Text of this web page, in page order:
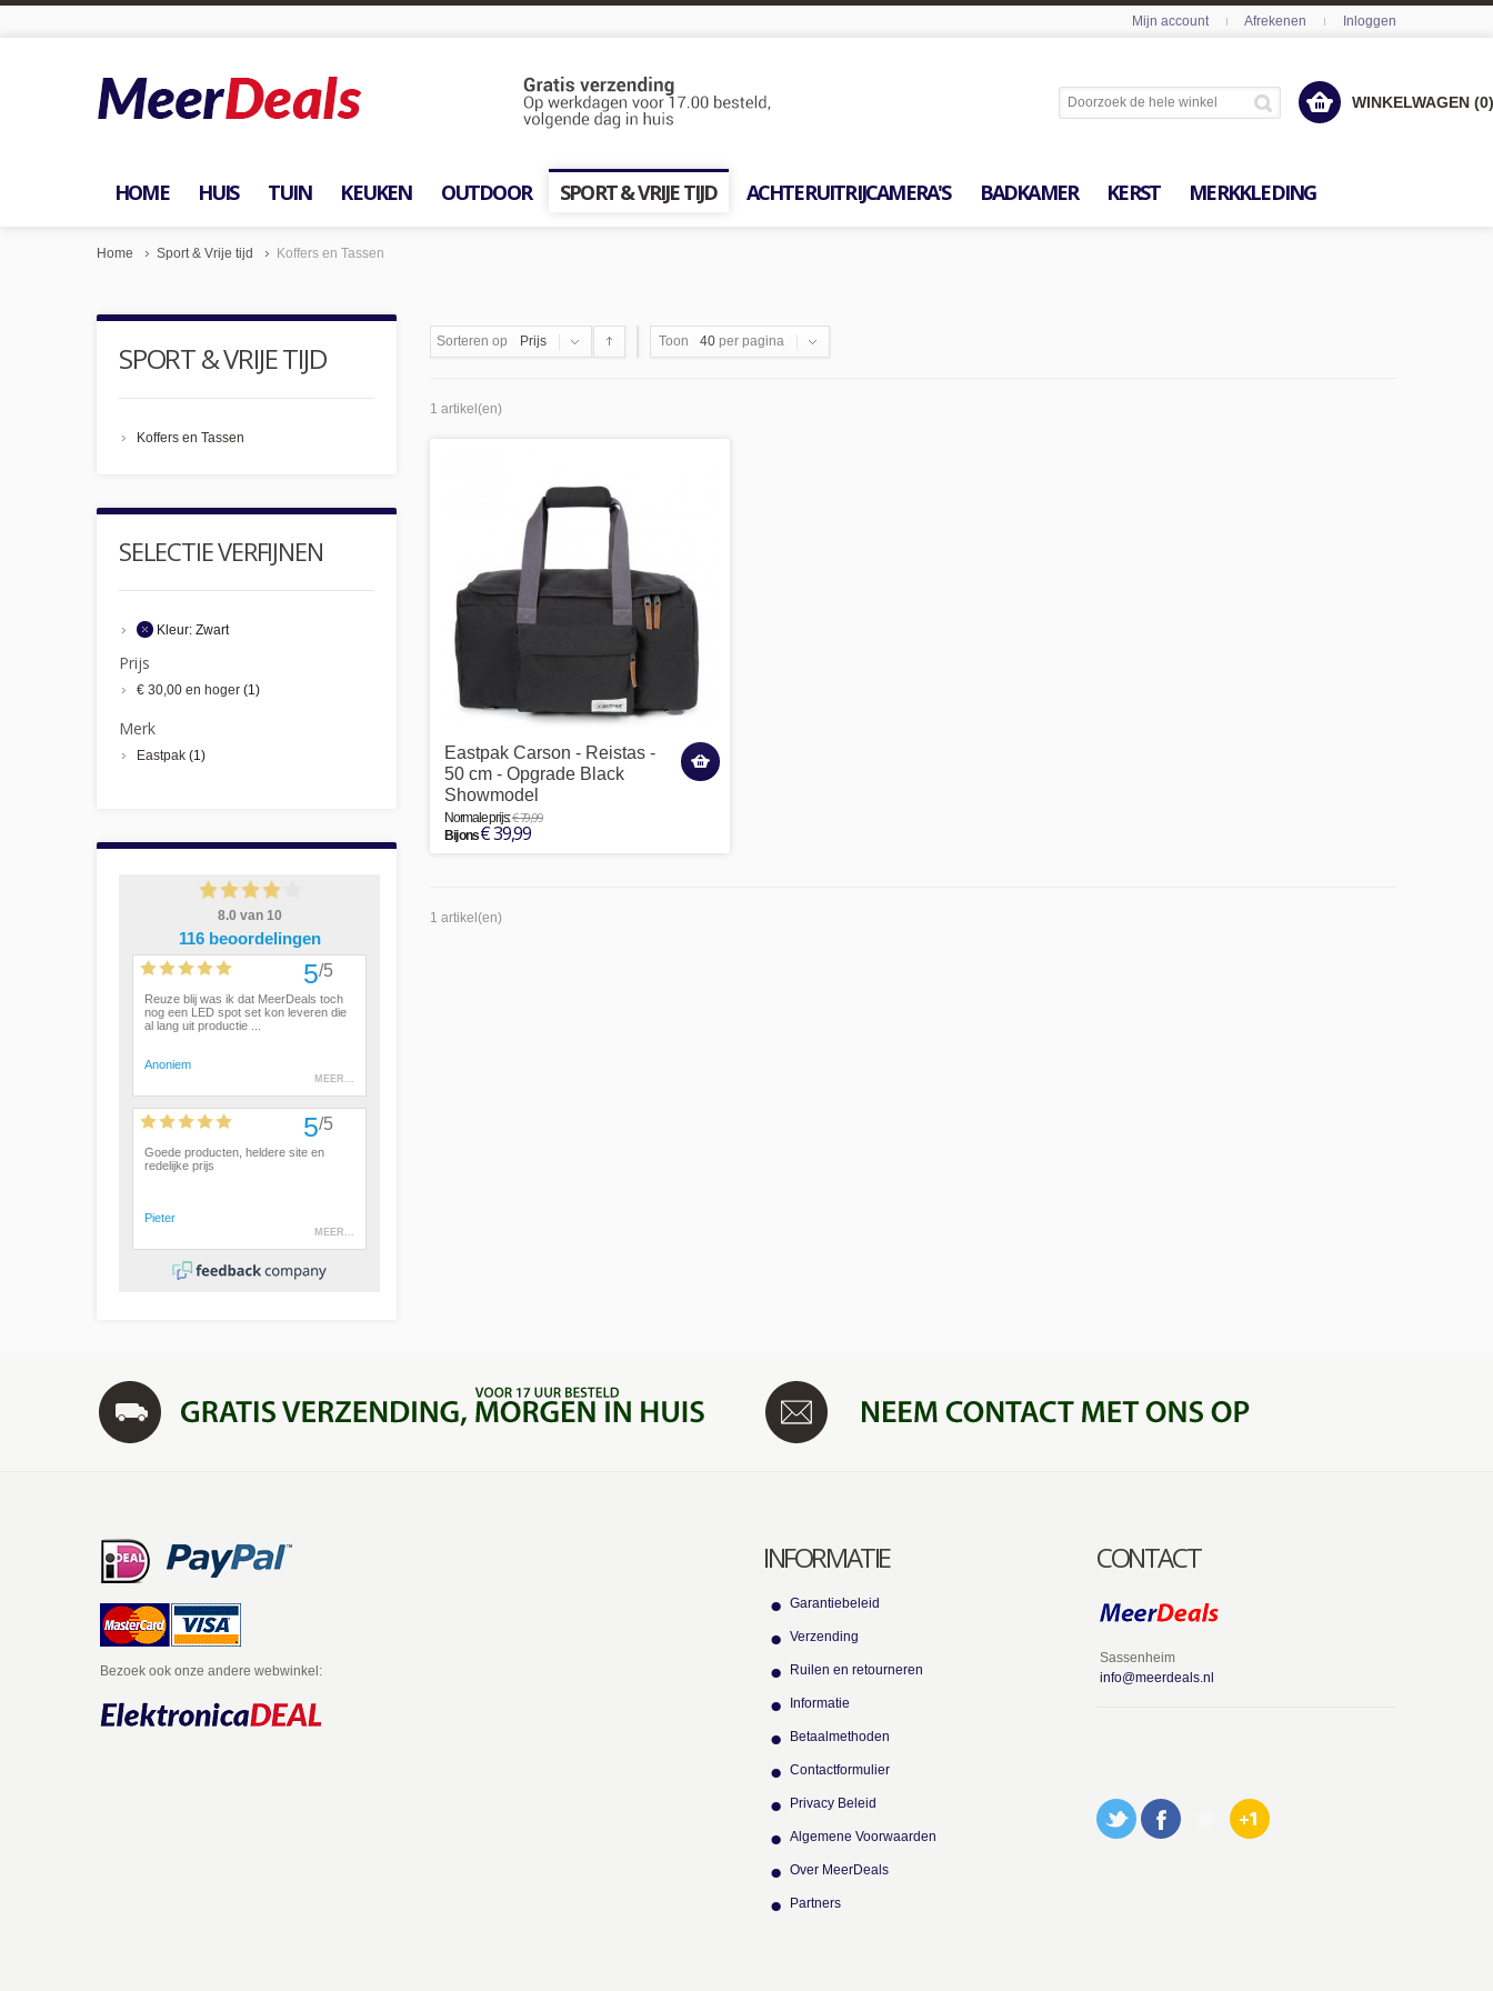
Mijn account Afrekenen Inloggen
WINKELWAGEN (0)
HOME HUIS TUIN KEUKEN OUTDOOR SPORT & VRIJE TIJD ACHTERUITRIJCAMERA'S BADKAMER KERST MERKKLEDING
Home Sport & Vrije tijd Koffers en Tassen
Sorteren op Prijs Toon 40 per pagina
1 artikel(en)
Eastpak Carson - Reistas -
50 cm - Opgrade Black
Showmodel
Normale prijs:€ 79,99
Bij ons€ 39,99
1 artikel(en)
SPORT & VRIJE TIJD
Koffers en Tassen
SELECTIE VERFIJNEN
Kleur: Zwart
Prijs
€ 30,00 en hoger (1)
Merk
Eastpak (1)
Bezoek ook onze andere webwinkel:
INFORMATIE
Garantiebeleid
Verzending
Ruilen en retourneren
Informatie
Betaalmethoden
Contactformulier
Privacy Beleid
Algemene Voorwaarden
Over MeerDeals
Partners
CONTACT
Sassenheim
info@meerdeals.nl